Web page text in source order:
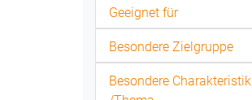
Geeignet für
Besondere Zielgruppe
Besondere Charakteristik